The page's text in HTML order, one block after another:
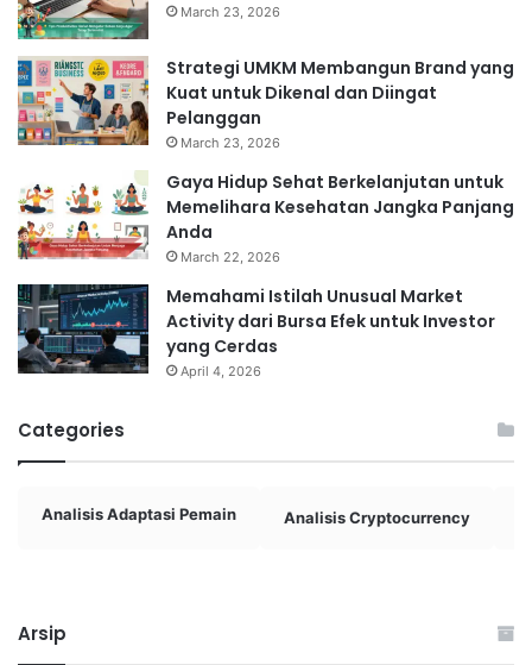
March 23, 2026
Strategi UMKM Membangun Brand yang
Kuat untuk Dikenal dan Diingat
Pelanggan
March 23, 2026
Gaya Hidup Sehat Berkelanjutan untuk
Memelihara Kesehatan Jangka Panjang
Anda
March 22, 2026
Memahami Istilah Unusual Market
Activity dari Bursa Efek untuk Investor
yang Cerdas
April 4, 2026
Categories
Analisis Adaptasi Pemain Analisis Cryptocurrency
Arsip